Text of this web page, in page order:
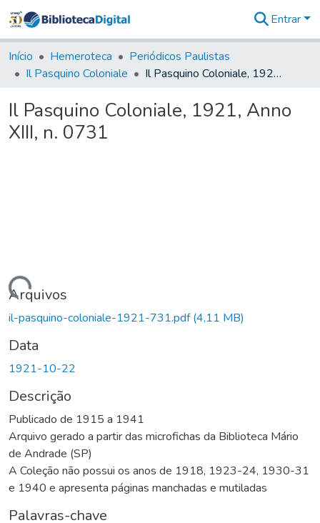
&
Coleções
Tudo na
Digital
Entrar
Início Hemeroteca
Periódicos Paulistas
Il Pasquino Coloniale
Il Pasquino Coloniale, 1921, Anno XIII, n. 0731
Il Pasquino Coloniale, 1921, Anno
XIII, n. 0731
Arquivos
il-pasquino-coloniale-1921-731.pdf(4,11 MB)
Data
1921-10-22
Descrição
Publicado de 1915 a 1941
Arquivo gerado a partir das microfichas da Biblioteca Mário
de Andrade (SP)
A Coleção não possui os anos de 1918, 1923-24, 1930-31
e 1940 e apresenta páginas manchadas e mutiladas
Palavras-chave